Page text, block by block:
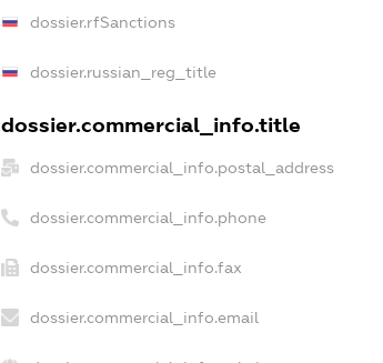
dossier.rfSanctions
dossier.russian_reg_title
dossier.commercial_info.title
dossier.commercial_info.postal_address
dossier.commercial_info.phone
dossier.commercial_info.fax
dossier.commercial_info.email